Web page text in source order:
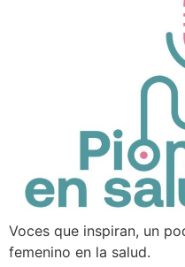
Voces que inspiran, un
femenino en la salud.